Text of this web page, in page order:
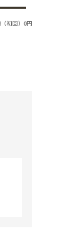
初回）0円